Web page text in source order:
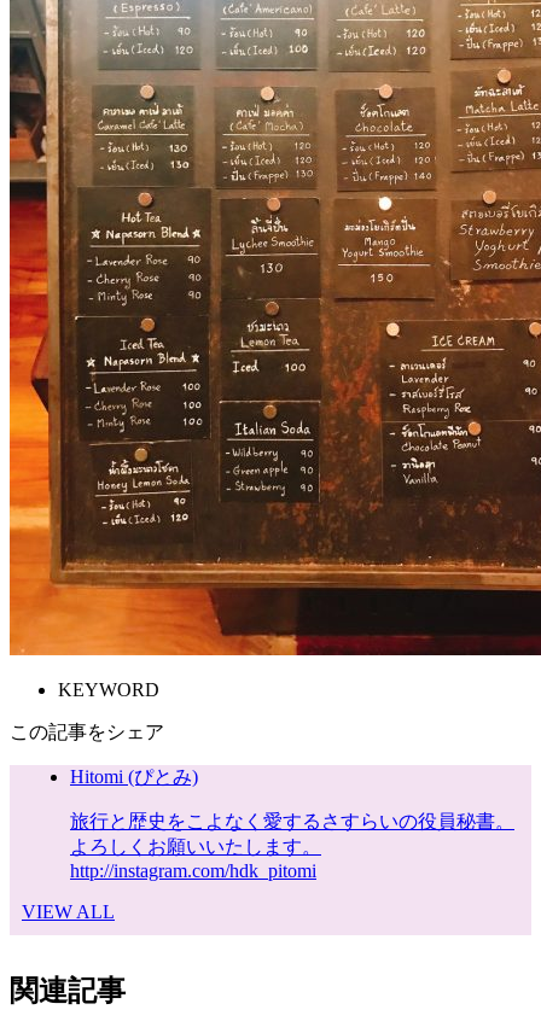
KEYWORD
この記事をシェア
Hitomi (ぴとみ)
旅行と歴史をこよなく愛するさすらいの役員秘書。
よろしくお願いいたします。
http://instagram.com/hdk_pitomi
VIEW ALL
関連記事